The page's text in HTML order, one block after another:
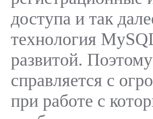
доступа и так
технология
развитой.
справляется с
при работе с